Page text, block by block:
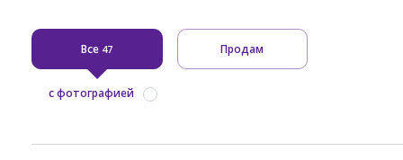
Все 47 Продам
с фотографией